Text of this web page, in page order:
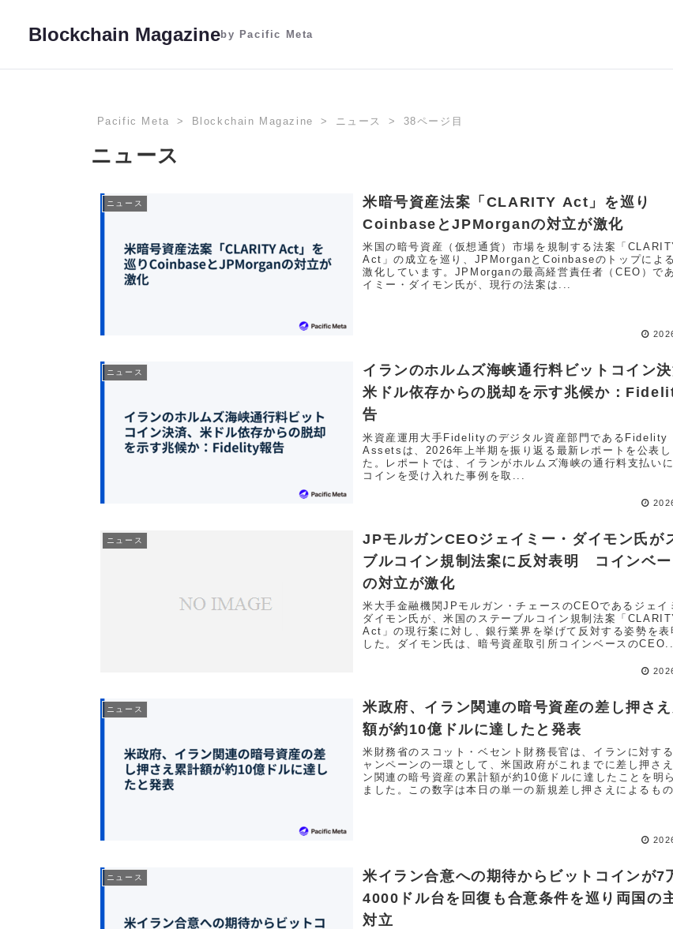
Blockchain Magazineby Pacific Meta
Pacific Meta Blockchain Magazine ニュース 38ページ目
ニュース
ニュース
米暗号資産法案「CLARITY Act」を巡り
CoinbaseとJPMorganの対立が激化
米国の暗号資産（仮想通貨）市場を規制する法案「
Act」の成立を巡り、JPMorganとCoinbaseのトップによ
激化しています。JPMorganの最高経営責任者（CEO）で
イミー・ダイモン氏が、現行の法案は...
ニュース
イランのホルムズ海峡通行料ビットコイン決
米ドル依存からの脱却を示す兆候か：
告
米資産運用大手Fidelityのデジタル資産部門である
Assetsは、2026年上半期を振り返る最新レポートを公表し
た。レポートでは、イランがホルムズ海峡の通行料支払いに
コインを受け入れた事例を取...
ニュース
JPモルガンCEOジェイミー・ダイモン氏が
ブルコイン規制法案に反対表明 コインベー
の対立が激化
米大手金融機関JPモルガン・チェースのCEOであるジェイ
ダイモン氏が、米国のステーブルコイン規制法案「
Act」の現行案に対し、銀行業界を挙げて反対する姿勢を表
した。ダイモン氏は、暗号資産取引所コインベースのCEO...
ニュース
米政府、イラン関連の暗号資産の差し押さ
額が約10億ドルに達したと発表
米財務省のスコット・ベセント財務長官は、イランに対す
ャンペーンの一環として、米国政府がこれまでに差し押さ
ン関連の暗号資産の累計額が約10億ドルに達したことを明
ました。この数字は本日の単一の新規差し押さえによるも
ニュース
米イラン合意への期待からビットコインが7
4000ドル台を回復も合意条件を巡り両国の
対立